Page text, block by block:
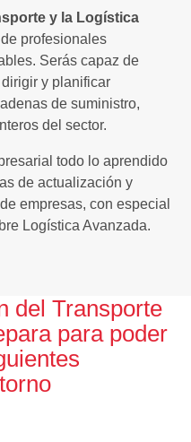
y la Logística
profesionales
Serás capaz de
y planificar
de suministro,
del sector.
todo lo aprendido
de actualización y
empresas, con especial
Logística Avanzada.
del Transporte
para poder